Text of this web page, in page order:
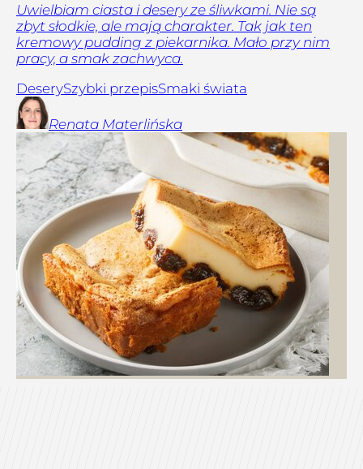
Uwielbiam ciasta i desery ze śliwkami. Nie są
zbyt słodkie, ale mają charakter. Tak jak ten
kremowy pudding z piekarnika. Mało przy nim
pracy, a smak zachwyca.
DeserySzybki przepisSmaki świata
Renata Materlińska